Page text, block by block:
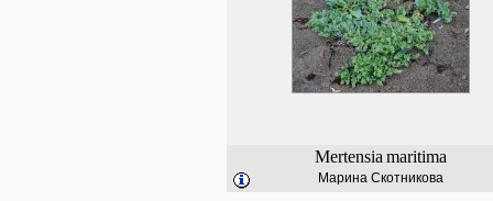
Mertensia maritima
Марина Скотникова